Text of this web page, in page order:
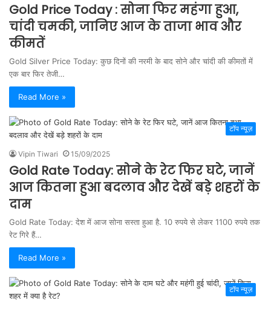
Gold Price Today : सोना फिर महंगा हुआ,
चांदी चमकी, जानिए आज के ताजा भाव और
कीमतें
Gold Silver Price Today: कुछ दिनों की नरमी के बाद सोने और चांदी की कीमतों में
एक बार फिर तेजी…
Read More »
टॉप न्यूज़
Vipin Tiwari 15/09/2025
Gold Rate Today: सोने के रेट फिर घटे, जानें
आज कितना हुआ बदलाव और देखें बड़े शहरों के
दाम
Gold Rate Today: देश में आज सोना सस्ता हुआ है. 10 रुपये से लेकर 1100 रुपये तक
रेट गिरे हैं…
Read More »
टॉप न्यूज़